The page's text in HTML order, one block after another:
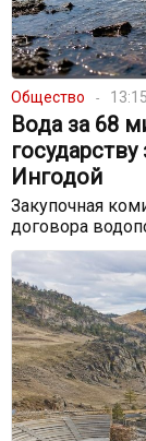
Общество
Вода за 68
Ингодой
Закупочная
договора